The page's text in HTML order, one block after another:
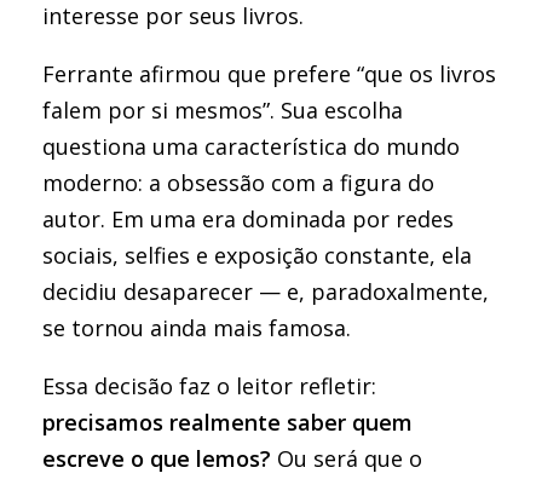
interesse por seus livros.
Ferrante afirmou que prefere “que os livros
falem por si mesmos”. Sua escolha
questiona uma característica do mundo
moderno: a obsessão com a figura do
autor. Em uma era dominada por redes
sociais, selfies e exposição constante, ela
decidiu desaparecer — e, paradoxalmente,
se tornou ainda mais famosa.
Essa decisão faz o leitor refletir:
precisamos realmente saber quem
escreve o que lemos? Ou será que o